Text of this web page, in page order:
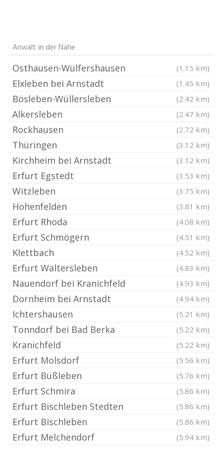
Anwalt in der Nähe
Osthausen-Wülfershausen (1.15 km)
Elxleben bei Arnstadt (1.45 km)
Bösleben-Wüllersleben (2.42 km)
Alkersleben (2.47 km)
Rockhausen (2.72 km)
Thüringen (3.12 km)
Kirchheim bei Arnstadt (3.12 km)
Erfurt Egstedt (3.53 km)
Witzleben (3.75 km)
Hohenfelden (3.81 km)
Erfurt Rhoda (4.08 km)
Erfurt Schmögern (4.51 km)
Klettbach (4.52 km)
Erfurt Waltersleben (4.83 km)
Nauendorf bei Kranichfeld (4.93 km)
Dornheim bei Arnstadt (4.94 km)
Ichtershausen (5.21 km)
Tonndorf bei Bad Berka (5.22 km)
Kranichfeld (5.22 km)
Erfurt Molsdorf (5.56 km)
Erfurt Büßleben (5.76 km)
Erfurt Schmira (5.86 km)
Erfurt Bischleben Stedten (5.86 km)
Erfurt Bischleben (5.86 km)
Erfurt Melchendorf (5.94 km)